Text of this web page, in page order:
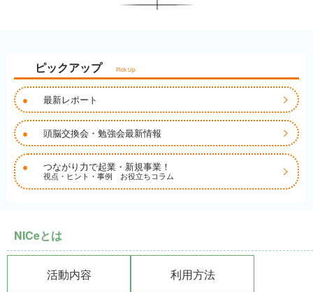
ピックアップ Pick Up
● 最新レポート
● 頭脳交換会・勉強会最新情報
● つながり力で起業・新規事業！
視点・ヒント・事例 お役立ちコラム
NICeとは
活動内容 利用方法